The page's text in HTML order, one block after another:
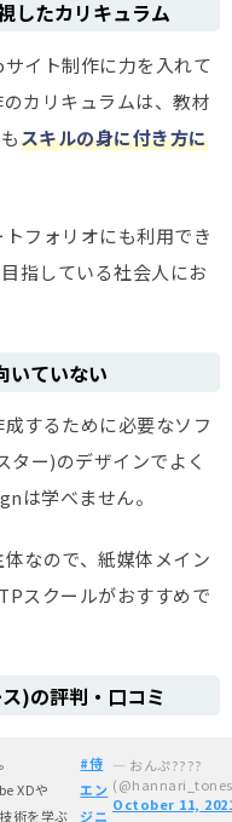
したカリキュラム
イト制作に力を入れて
カリキュラムは、教材
スキルの身に付き方に
フォリオにも利用でき
指している社会人にお
いていない
するために必要なソフ
ター)のデザインでよく
は学べません。
なので、紙媒体メイン
スクールがおすすめで
)の評判・口コミ
XDや
術を学ぶ
#侍
エン
ジニ
— おんぷ????
October 11,